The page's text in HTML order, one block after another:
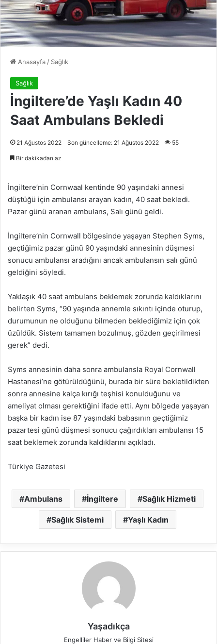
Anasayfa / Sağlık
Sağlık
İngiltere’de Yaşlı Kadın 40
Saat Ambulans Bekledi
21 Ağustos 2022 Son güncelleme: 21 Ağustos 2022 55
Bir dakikadan az
İngiltere’nin Cornwaal kentinde 90 yaşındaki annesi
düştüğü için ambulansı arayan kadın, 40 saat bekledi.
Pazar günü aranan ambulans, Salı günü geldi.
İngiltere’nin Cornwall bölgesinde yaşayan Stephen Syms,
geçtiğimiz pazar günü 90 yaşındaki annesinin düşmesi
sonucu ambulansı aradığını ancak ambulansın salı günü
geldiğini söyledi.
Yaklaşık 40 saat ambulans beklemek zorunda kaldıklarını
belirten Syms, “90 yaşında annemle sıkıntı içinde oturup,
durumunun ne olduğunu bilmeden beklediğimiz için çok
üzüldük. Sistem tamamen bozulmuş, gözden geçirilmesi
gerek” dedi.
Syms annesinin daha sonra ambulansla Royal Cornwall
Hastanesi’ne götürüldüğünü, burada bir süre bekletildikten
sonra annesine kalça kırığı teşhisi konulduğunu ve
ameliyat olması gerektiğini ifade etti. Aynı bölgede yaşayan
başka bir kadın ise 87 yaşındaki babasının geçtiğimiz
pazartesi günü düşmesi sonucu çağırdıkları ambulansı 15
saat beklemek zorunda kaldıklarını açıkladı.
Türkiye Gazetesi
Ambulans İngiltere Sağlık Hizmeti
Sağlık Sistemi Yaşlı Kadın
Yaşadıkça
Engelliler Haber ve Bilgi Sitesi